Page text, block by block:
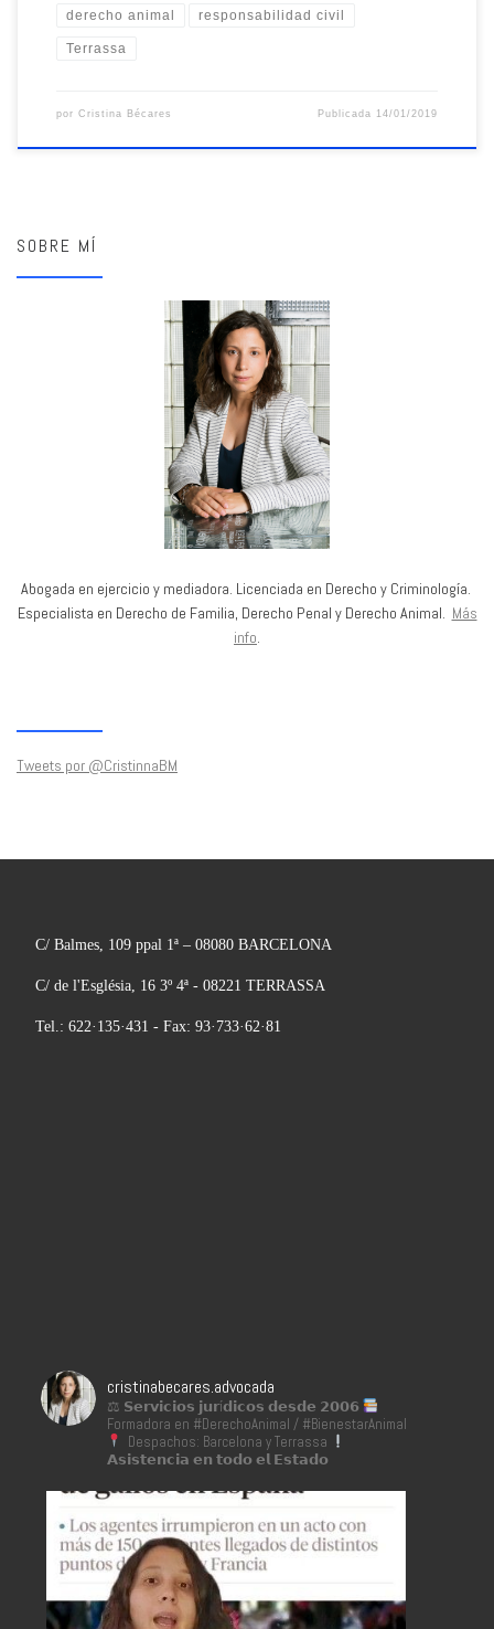
derecho animal responsabilidad civil
Terrassa
por Cristina Bécares Publicada 14/01/2019
SOBRE MÍ
Abogada en ejercicio y mediadora. Licenciada en Derecho y Criminología.
Especialista en Derecho de Familia, Derecho Penal y Derecho Animal. Más
info.
Tweets por @CristinnaBM
C/ Balmes, 109 ppal 1ª – 08080 BARCELONA
C/ de l'Església, 16 3º 4ª - 08221 TERRASSA
Tel.: 622·135·431 - Fax: 93·733·62·81
cristinabecares.advocada
⚖ 𝗦𝗲𝗿𝘃𝗶𝗰𝗶𝗼𝘀 𝗷𝘂𝗿í𝗱𝗶𝗰𝗼𝘀 𝗱𝗲𝘀𝗱𝗲 𝟮𝟬𝟬𝟲
Formadora en #DerechoAnimal / #BienestarAnimal
Despachos: Barcelona y Terrassa
𝗔𝘀𝗶𝘀𝘁𝗲𝗻𝗰𝗶𝗮 𝗲𝗻 𝘁𝗼𝗱𝗼 𝗲𝗹 𝗘𝘀𝘁𝗮𝗱𝗼